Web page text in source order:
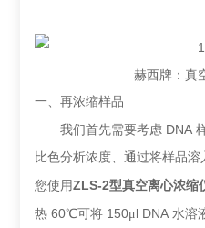
赫西牌：真
一、再浓缩样品
我们首先需要考虑 DNA
比色分析浓度、通过将样品
您使用ZLS-2型真空离心浓缩
热 60℃可将 150μl DNA 水溶